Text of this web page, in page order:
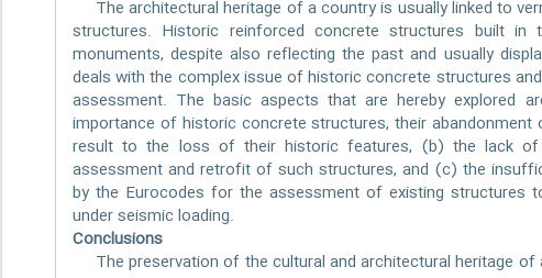
The architectural heritage of a country is usually linked to
structures. Historic reinforced concrete structures built
monuments, despite also reflecting the past and usually
deals with the complex issue of historic concrete structures
assessment. The basic aspects that are hereby explored
importance of historic concrete structures, their
result to the loss of their historic features, (b) the lack of
assessment and retrofit of such structures, and (c) the
by the Eurocodes for the assessment of existing structures
under seismic loading.
Conclusions
The preservation of the cultural and architectural heritage